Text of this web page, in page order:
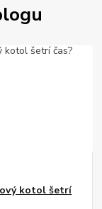
kotol šetrí